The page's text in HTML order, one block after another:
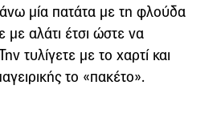
μία πατάτα με τη φλούδα
με αλάτι έτσι ώστε να
τυλίγετε με το χαρτί και
το «πακέτο».